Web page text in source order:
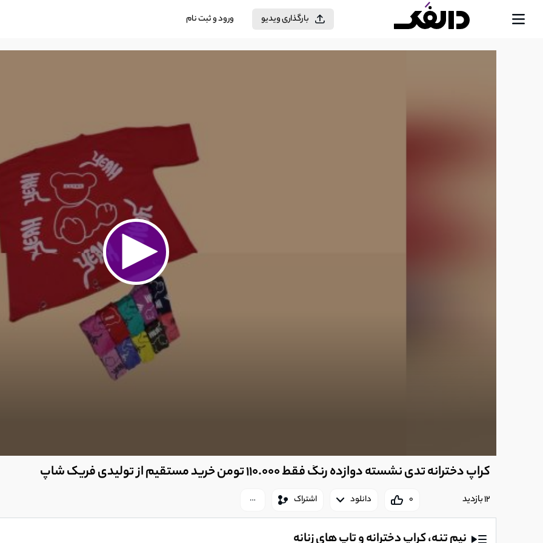
بارگذاری ویدیو ورود و ثبت نام
کراپ دخترانه تدی نشسته دوازده رنگ فقط 110.000 تومن خرید مستقیم از تولیدی فریک شاپ
0 دانلود اشتراک 12 بازدید